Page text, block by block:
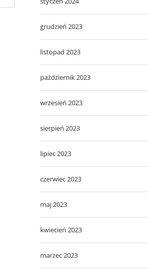
grudzień 2023
listopad 2023
październik 2023
wrzesień 2023
sierpień 2023
lipiec 2023
czerwiec 2023
maj 2023
kwiecień 2023
marzec 2023